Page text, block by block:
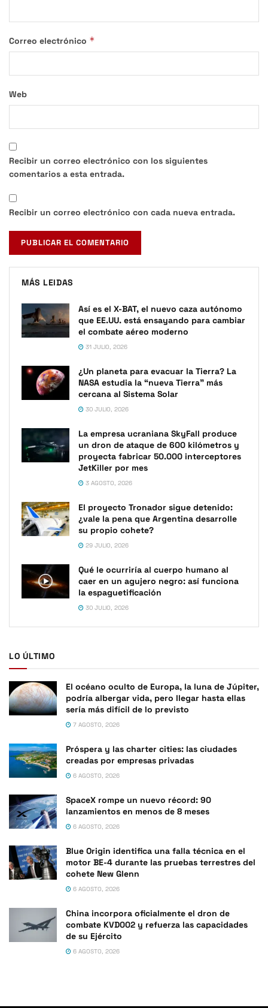
Correo electrónico *
Web
Recibir un correo electrónico con los siguientes
comentarios a esta entrada.
Recibir un correo electrónico con cada nueva entrada.
MÁS LEIDAS
Así es el X-BAT, el nuevo caza autónomo
que EE.UU. está ensayando para cambiar
el combate aéreo moderno
31 JULIO, 2026
¿Un planeta para evacuar la Tierra? La
NASA estudia la “nueva Tierra” más
cercana al Sistema Solar
30 JULIO, 2026
La empresa ucraniana SkyFall produce
un dron de ataque de 600 kilómetros y
proyecta fabricar 50.000 interceptores
JetKiller por mes
3 AGOSTO, 2026
El proyecto Tronador sigue detenido:
¿vale la pena que Argentina desarrolle
su propio cohete?
29 JULIO, 2026
Qué le ocurriría al cuerpo humano al
caer en un agujero negro: así funciona
la espaguetificación
30 JULIO, 2026
LO ÚLTIMO
El océano oculto de Europa, la luna de Júpiter,
podría albergar vida, pero llegar hasta ellas
sería más difícil de lo previsto
7 AGOSTO, 2026
Próspera y las charter cities: las ciudades
creadas por empresas privadas
6 AGOSTO, 2026
SpaceX rompe un nuevo récord: 90
lanzamientos en menos de 8 meses
6 AGOSTO, 2026
Blue Origin identifica una falla técnica en el
motor BE-4 durante las pruebas terrestres del
cohete New Glenn
6 AGOSTO, 2026
China incorpora oficialmente el dron de
combate KVD002 y refuerza las capacidades
de su Ejército
6 AGOSTO, 2026